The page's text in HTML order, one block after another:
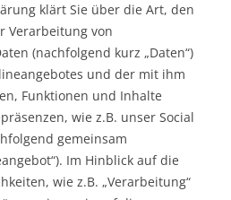
klärt Sie über die Art, den
Verarbeitung von
(nachfolgend kurz „Daten“)
und der mit ihm
Funktionen und Inhalte
wie z.B. unser Social
gemeinsam
Im Hinblick auf die
wie z.B. „Verarbeitung“